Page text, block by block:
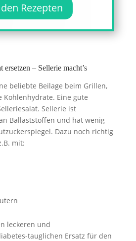
Rezepten
– Sellerie macht’s
beliebte Beilage beim Grillen,
Kohlenhydrate. Eine gute
Sellerie ist
Ballaststoffen und hat wenig
Dazu noch richtig
mit:
leckeren und
tauglichen Ersatz für den